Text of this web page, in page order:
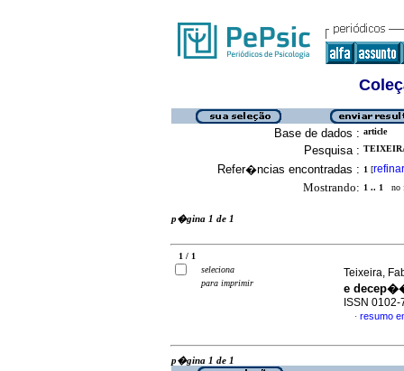
Base de dados : article
Pesquisa :
Refer�ncias encontradas : 1 [refinar
Mostrando: 1 .. 1 no
p�gina 1 de 1
1 / 1
seleciona
para imprimir
Teixeira,
e
ISSN 0102-
· resumo
p�gina 1 de 1